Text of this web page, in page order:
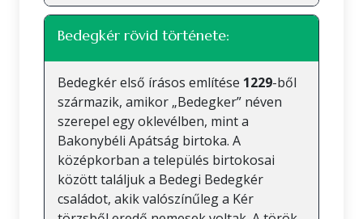
Bedegkér rövid története:
Bedegkér első írásos említése 1229-ből
származik, amikor „Bedegker” néven
szerepel egy oklevélben, mint a
Bakonybéli Apátság birtoka. A
középkorban a település birtokosai
között találjuk a Bedegi Bedegkér
családot, akik valószínűleg a Kér